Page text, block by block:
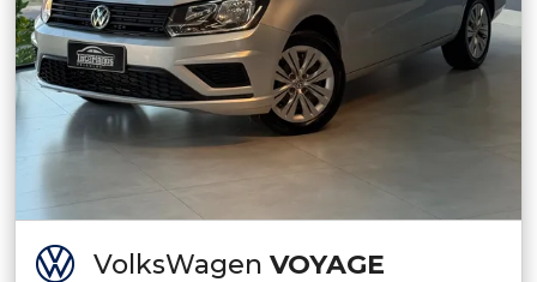
VolksWagen VOYAGE